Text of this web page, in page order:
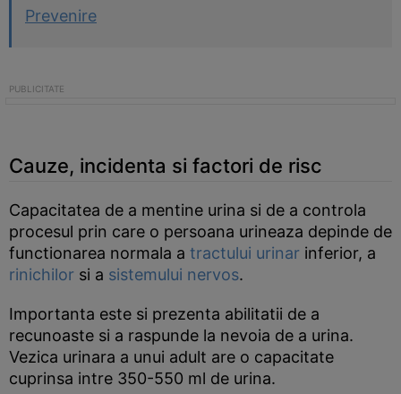
Prevenire
Cauze, incidenta si factori de risc
Capacitatea de a mentine urina si de a controla
procesul prin care o persoana urineaza depinde de
functionarea normala a tractului urinar inferior, a
rinichilor si a sistemului nervos.
Importanta este si prezenta abilitatii de a
recunoaste si a raspunde la nevoia de a urina.
Vezica urinara a unui adult are o capacitate
cuprinsa intre 350-550 ml de urina.